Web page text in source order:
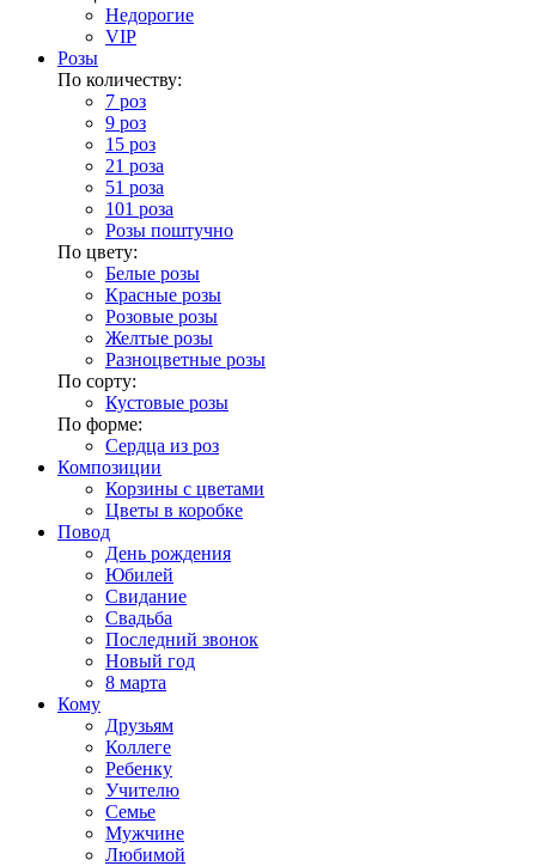
Недорогие
VIP
Розы
По количеству:
7 роз
9 роз
15 роз
21 роза
51 роза
101 роза
Розы поштучно
По цвету:
Белые розы
Красные розы
Розовые розы
Желтые розы
Разноцветные розы
По сорту:
Кустовые розы
По форме:
Сердца из роз
Композиции
Корзины с цветами
Цветы в коробке
Повод
День рождения
Юбилей
Свидание
Свадьба
Последний звонок
Новый год
8 марта
Кому
Друзьям
Коллеге
Ребенку
Учителю
Семье
Мужчине
Любимой